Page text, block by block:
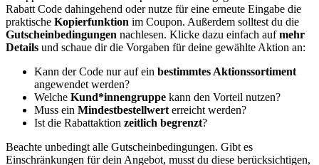
Rabatt Code dahingehend oder nutze für eine erneute Eingabe die
praktische Kopierfunktion im Coupon. Außerdem solltest du die
Gutscheinbedingungen nachlesen. Klicke dazu einfach aufmehr
Details und schaue dir die Vorgaben für deine gewählte Aktion an:
Kann der Code nur auf ein bestimmtes Aktionssortiment
angewendet werden?
Welche Kund*innengruppe kann den Vorteil nutzen?
Muss ein Mindestbestellwert erreicht werden?
Ist die Rabattaktion zeitlich begrenzt?
Beachte unbedingt alle Gutscheinbedingungen. Gibt es
Einschränkungen für dein Angebot, musst du diese berücksichtigen,